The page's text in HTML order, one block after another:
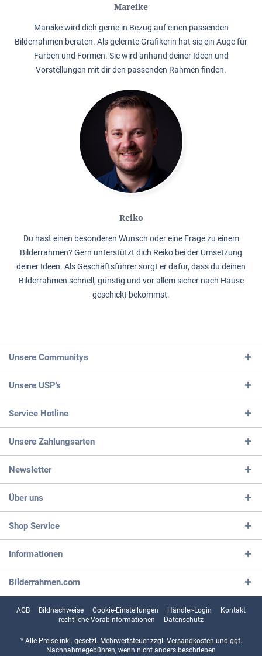
Mareike
Mareike wird dich gerne in Bezug auf einen passenden
Bilderrahmen beraten. Als gelernte Grafikerin hat sie ein Auge für
Farben und Formen. Sie wird anhand deiner Ideen und
Vorstellungen mit dir den passenden Rahmen finden.
Reiko
Du hast einen besonderen Wunsch oder eine Frage zu einem
Bilderrahmen? Gern unterstützt dich Reiko bei der Umsetzung
deiner Ideen. Als Geschäftsführer sorgt er dafür, dass du deinen
Bilderrahmen schnell, günstig und vor allem sicher nach Hause
geschickt bekommst.
Unsere Communitys
Unsere USP's
Service Hotline
Unsere Zahlungsarten
Newsletter
Über uns
Shop Service
Informationen
Bilderrahmen.com
AGB Bildnachweise Cookie-Einstellungen Händler-Login
Kontakt
rechtliche Vorabinformationen
Datenschutz
* Alle Preise inkl. gesetzl. Mehrwertsteuer zzgl. Versandkosten und ggf.
Nachnahmegebühren, wenn nicht anders beschrieben